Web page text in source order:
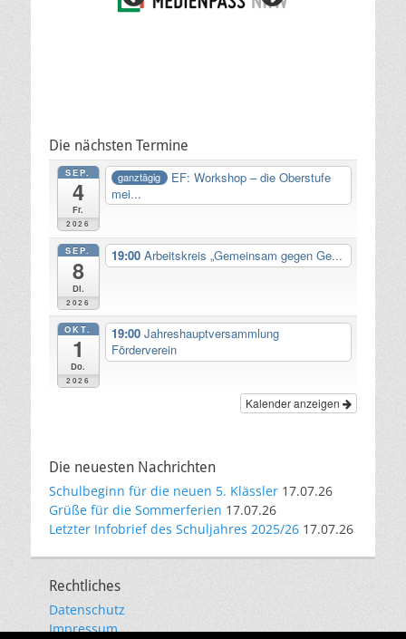
Die nächsten Termine
SEP.
4
Fr.
2026
ganztägig
EF: Workshop – die Oberstufe
mei...
SEP.
8
Di.
2026
19:00 Arbeitskreis „Gemeinsam gegen Ge...
OKT.
1
Do.
2026
19:00 Jahreshauptversammlung
Förderverein
Kalender anzeigen
Die neuesten Nachrichten
Schulbeginn für die neuen 5. Klässler 17.07.26
Grüße für die Sommerferien 17.07.26
Letzter Infobrief des Schuljahres 2025/26 17.07.26
Rechtliches
Datenschutz
Impressum